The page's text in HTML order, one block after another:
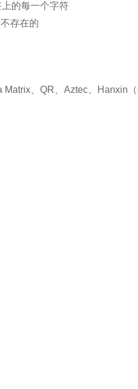
的每一个字符
存在的
、QR、Aztec、